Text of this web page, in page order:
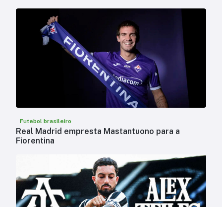
Futebol brasileiro
Real Madrid empresta Mastantuono para a
Fiorentina